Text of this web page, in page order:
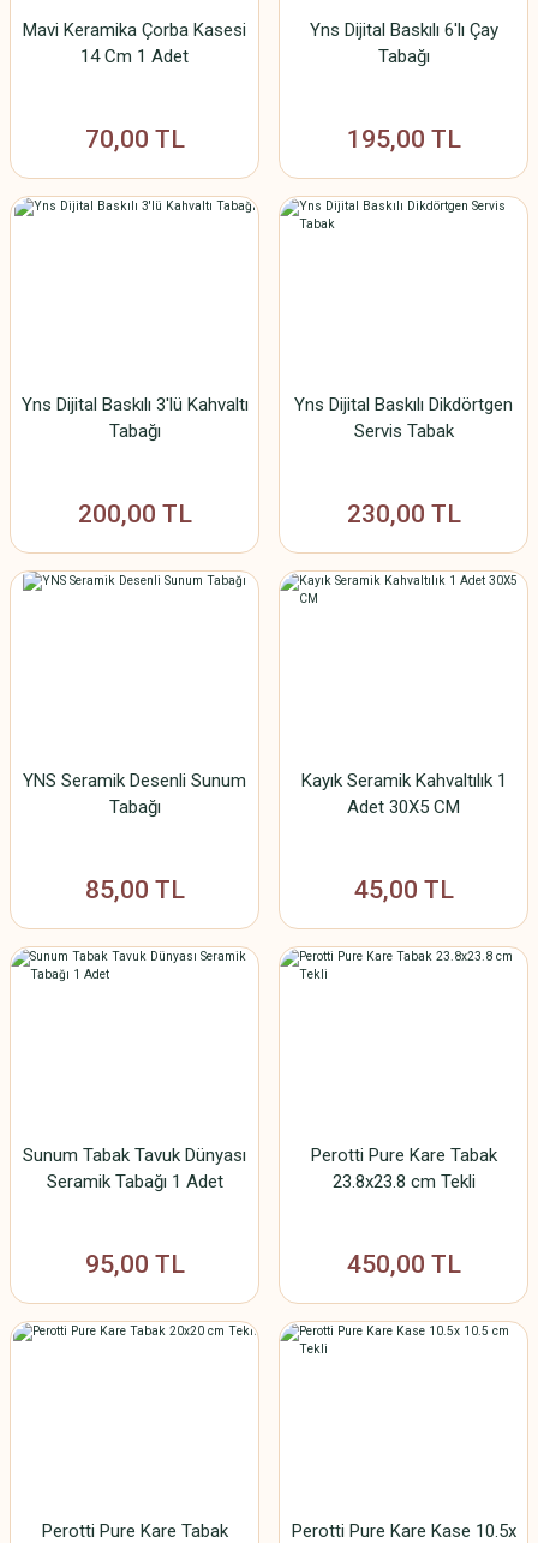
Mavi Keramika Çorba Kasesi
14 Cm 1 Adet
70,00 TL
Yns Dijital Baskılı 6'lı Çay
Tabağı
195,00 TL
Yns Dijital Baskılı 3'lü Kahvaltı
Tabağı
200,00 TL
Yns Dijital Baskılı Dikdörtgen
Servis Tabak
230,00 TL
YNS Seramik Desenli Sunum
Tabağı
85,00 TL
Kayık Seramik Kahvaltılık 1
Adet 30X5 CM
45,00 TL
Sunum Tabak Tavuk Dünyası
Seramik Tabağı 1 Adet
95,00 TL
Perotti Pure Kare Tabak
23.8x23.8 cm Tekli
450,00 TL
Perotti Pure Kare Tabak Perotti Pure Kare Kase 10.5x